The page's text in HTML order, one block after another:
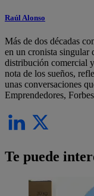
Raúl Alonso
Más de dos décadas
en un cronista singular
distribución comercial
nota de los sueños,
unas conversaciones
Emprendedores,
Te puede